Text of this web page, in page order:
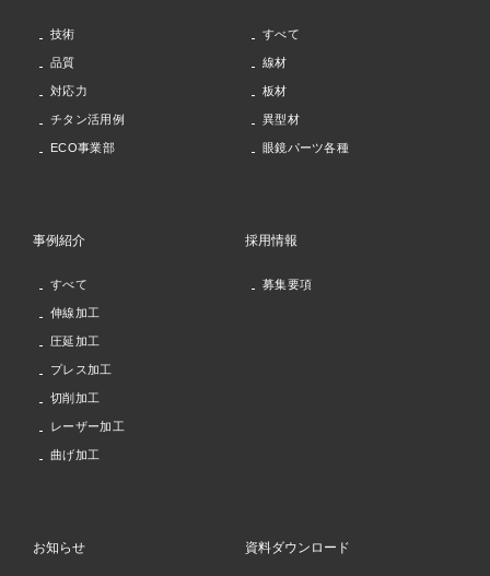
技術
品質
対応力
チタン活用例
ECO事業部
すべて
線材
板材
異型材
眼鏡パーツ各種
事例紹介
すべて
伸線加工
圧延加工
プレス加工
切削加工
レーザー加工
曲げ加工
採用情報
募集要項
お知らせ 資料ダウンロード